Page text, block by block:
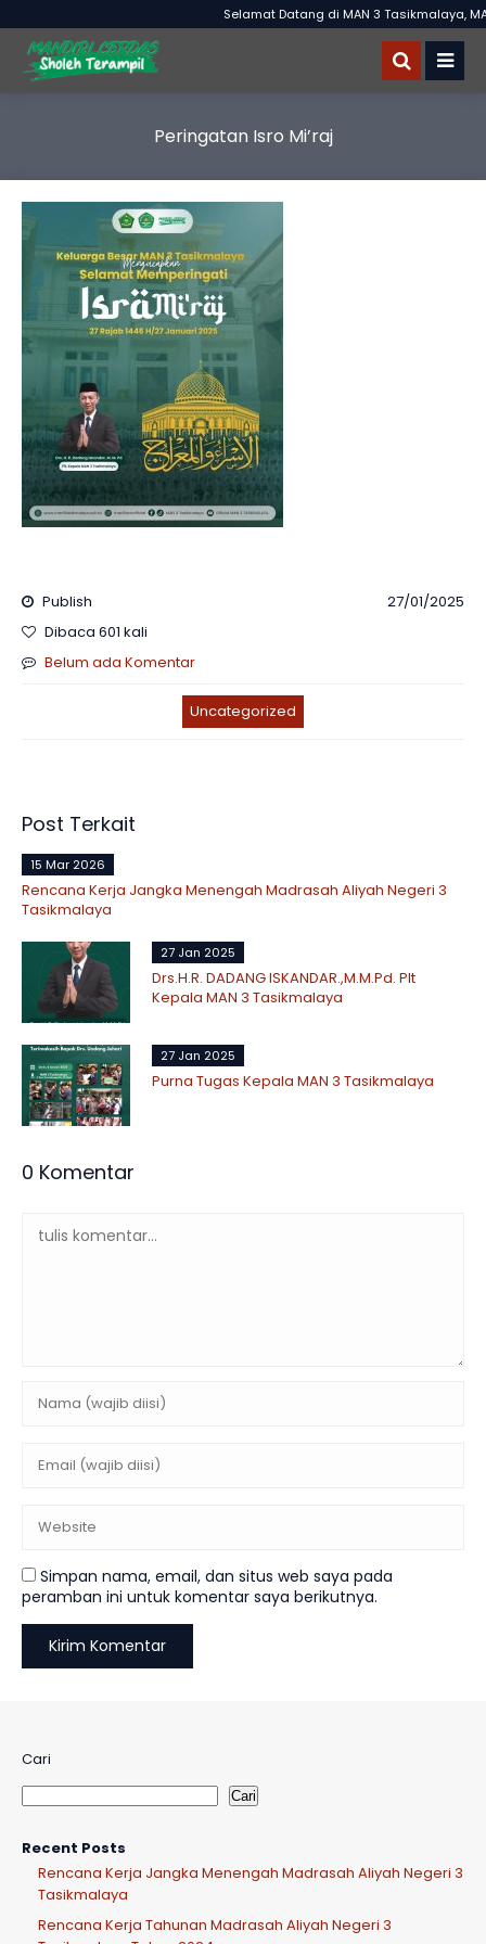
Selamat Datang di MAN 3 Tasikmalaya,
Peringatan Isro Mi’raj
Publish
27/01/2025
Dibaca 601 kali
Belum ada Komentar
Uncategorized
Post Terkait
15 Mar 2026
Rencana Kerja Jangka Menengah Madrasah Aliyah Negeri 3
Tasikmalaya
27 Jan 2025
Drs.H.R. DADANG ISKANDAR.,M.M.Pd. Plt
Kepala MAN 3 Tasikmalaya
27 Jan 2025
Purna Tugas Kepala MAN 3 Tasikmalaya
0 Komentar
Simpan nama, email, dan situs web saya pada
peramban ini untuk komentar saya berikutnya.
Cari
Cari
Recent Posts
Rencana Kerja Jangka Menengah Madrasah Aliyah Negeri 3
Tasikmalaya
Rencana Kerja Tahunan Madrasah Aliyah Negeri 3